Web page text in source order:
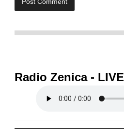
Radio Zenica - LIVE